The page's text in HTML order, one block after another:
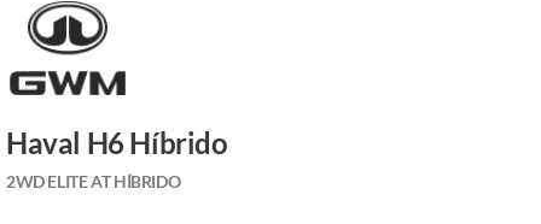
Haval H6 Híbrido
2WD ELITE AT HÍBRIDO